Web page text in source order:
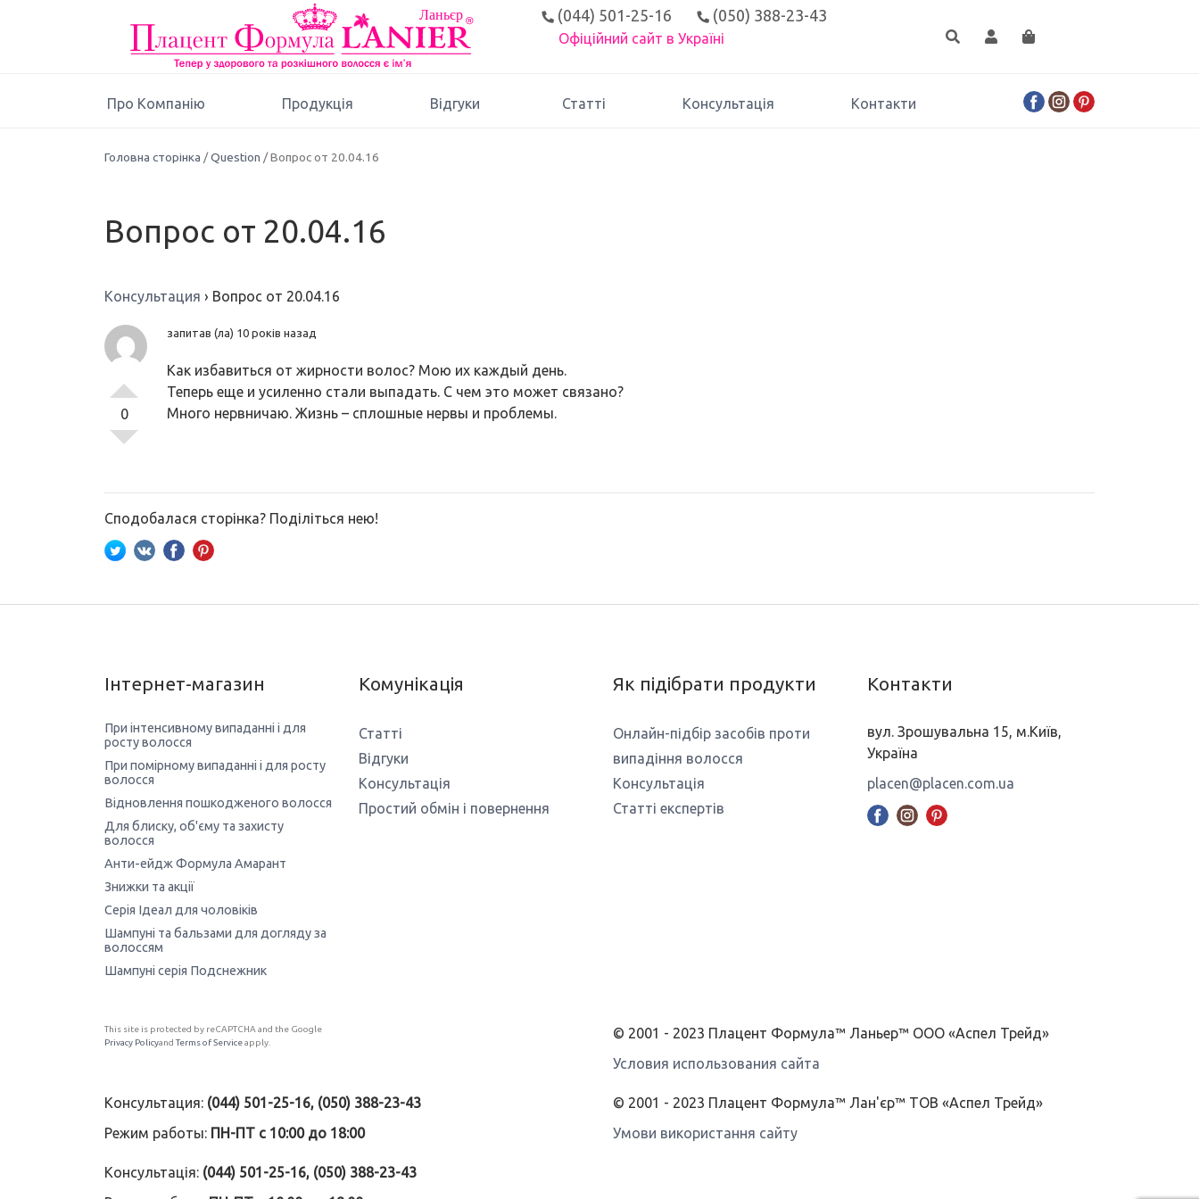
(044) 501-25-16 (050) 388-23-43
Офіційний сайт в Україні
Про Компанію Продукція Відгуки Статті Консультація Контакти
Головна сторінка /Question / Вопрос от 20.04.16
Вопрос от 20.04.16
Консультация › Вопрос от 20.04.16
0
запитав (ла) 10 років назад
Как избавиться от жирности волос? Мою их каждый день.
Теперь еще и усиленно стали выпадать. С чем это может связано?
Много нервничаю. Жизнь – сплошные нервы и проблемы.
Сподобалася сторінка? Поділіться нею!
Інтернет-магазин
При інтенсивному випаданні і для
росту волосся
При помірному випаданні і для росту
волосся
Відновлення пошкодженого волосся
Для блиску, об'єму та захисту
волосся
Анти-ейдж Формула Амарант
Знижки та акції
Серія Ідеал для чоловіків
Шампуні та бальзами для догляду за
волоссям
Шампуні серія Подснежник
Комунікація
Статті
Відгуки
Консультація
Простий обмін і повернення
Як підібрати продукти
Онлайн-підбір засобів проти
випадіння волосся
Консультація
Статті експертів
Контакти
вул. Зрошувальна 15, м.Київ,
Україна
placen@placen.com.ua
This site is protected by reCAPTCHA and the Google
Privacy Policyand Terms of Serviceapply.
© 2001 - 2023 Плацент Формула™ Ланьер™ ООО «Аспел Трейд»
Условия использования сайта
Консультация: (044) 501-25-16, (050) 388-23-43
Режим работы: ПН-ПТ с 10:00 до 18:00
© 2001 - 2023 Плацент Формула™ Лан'єр™ ТОВ «Аспел Трейд»
Умови використання сайту
Консультація: (044) 501-25-16, (050) 388-23-43